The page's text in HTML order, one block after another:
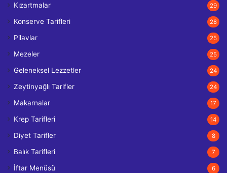
Kızartmalar 29
Konserve Tarifleri 28
Pilavlar 25
Mezeler 25
Geleneksel Lezzetler 24
Zeytinyağlı Tarifler 24
Makarnalar 17
Krep Tarifleri 14
Diyet Tarifler 8
Balık Tarifleri 7
İftar Menüsü 6